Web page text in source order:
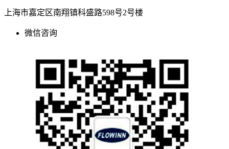
上海市嘉定区南翔镇科盛路598号2号楼
微信咨询